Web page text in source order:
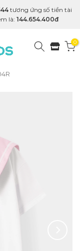
tương ứng số tiền tài
là: 144.654.400đ
0